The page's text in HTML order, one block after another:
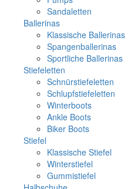
Sandaletten
Ballerinas
Klassische Ballerinas
Spangenballerinas
Sportliche Ballerinas
Stiefeletten
Schnürstiefeletten
Schlupfstiefeletten
Winterboots
Ankle Boots
Biker Boots
Stiefel
Klassische Stiefel
Winterstiefel
Gummistiefel